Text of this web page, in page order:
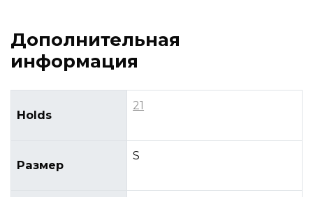
Дополнительная
информация
Holds
21
Размер
S